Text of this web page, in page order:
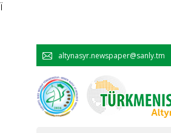
Ï
altynasyr.newspaper@sanly.tm